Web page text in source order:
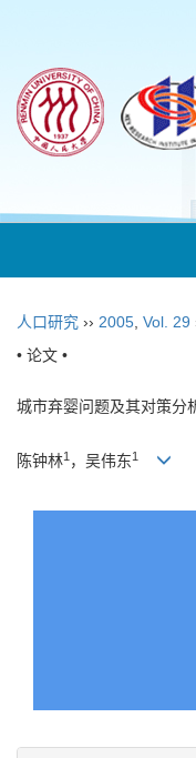
人口研究 ›› 2005 Vol. 29
• 论文 •
城市弃婴问题及其对策
陈钟林1 ，吴伟东1